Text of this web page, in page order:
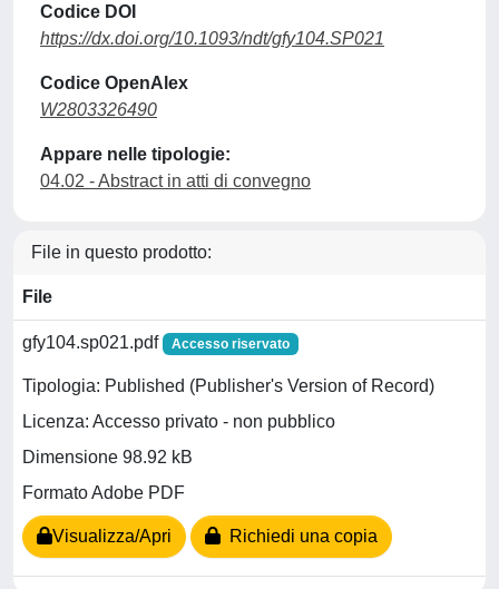
Codice DOI
https://dx.doi.org/10.1093/ndt/gfy104.SP021
Codice OpenAlex
W2803326490
Appare nelle tipologie:
04.02 - Abstract in atti di convegno
File in questo prodotto:
File
gfy104.sp021.pdf Accesso riservato
Tipologia: Published (Publisher's Version of Record)
Licenza: Accesso privato - non pubblico
Dimensione 98.92 kB
Formato Adobe PDF
Visualizza/Apri Richiedi una copia